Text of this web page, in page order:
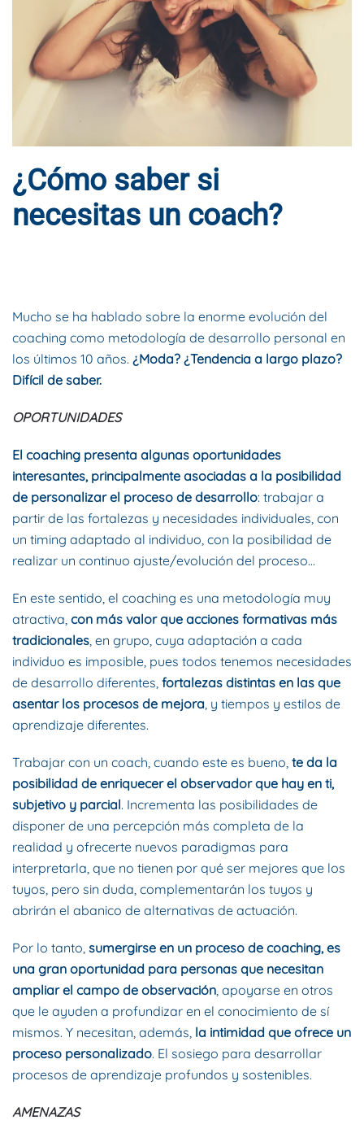
¿Cómo saber si
necesitas un coach?
NECESITAS
COACH?
Mucho se ha hablado sobre la enorme evolución del
coaching como metodología de desarrollo personal en
los últimos 10 años. ¿Moda? ¿Tendencia a largo plazo?
Difícil de saber.
OPORTUNIDADES
El coaching presenta algunas oportunidades
interesantes, principalmente asociadas a la posibilidad
de personalizar el proceso de desarrollo: trabajar a
partir de las fortalezas y necesidades individuales, con
un timing adaptado al individuo, con la posibilidad de
realizar un continuo ajuste/evolución del proceso…
En este sentido, el coaching es una metodología muy
atractiva, con más valor que acciones formativas más
tradicionales , en grupo, cuya adaptación a cada
individuo es imposible, pues todos tenemos necesidades
de desarrollo diferentes, fortalezas distintas en las que
asentar los procesos de mejora , y tiempos y estilos de
aprendizaje diferentes.
Trabajar con un coach, cuando este es bueno, te da la
posibilidad de enriquecer el observador que hay en ti,
subjetivo y parcial. Incrementa las posibilidades de
disponer de una percepción más completa de la
realidad y ofrecerte nuevos paradigmas para
interpretarla, que no tienen por qué ser mejores que los
tuyos, pero sin duda, complementarán los tuyos y
abrirán el abanico de alternativas de actuación.
Por lo tanto, sumergirse en un proceso de coaching, es
una gran oportunidad para personas que necesitan
ampliar el campo de observación , apoyarse en otros
que le ayuden a profundizar en el conocimiento de sí
mismos. Y necesitan, además, la intimidad que ofrece un
proceso personalizado. El sosiego para desarrollar
procesos de aprendizaje profundos y sostenibles.
AMENAZAS